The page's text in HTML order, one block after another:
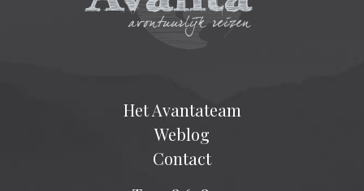
Het Avantateam
Weblog
Contact